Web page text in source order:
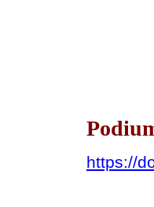
https://